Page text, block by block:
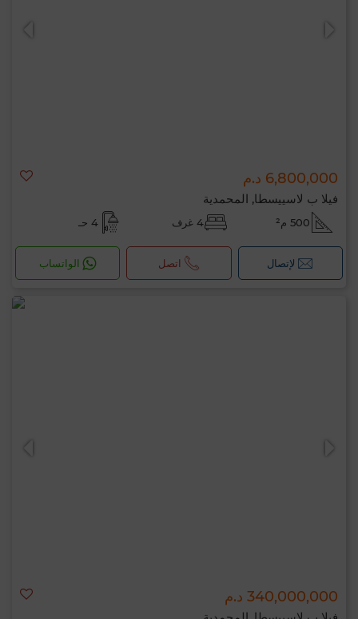
6,800,000 د.م
فيلا ب لاسييسطا, المحمدية
500 م² 4 غرف 4 حـ
لإتصال اتصل الواتساب
340,000,000 د.م